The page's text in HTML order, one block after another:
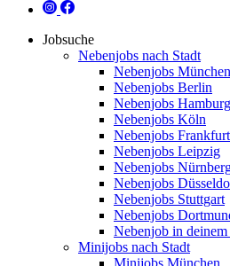
Jobsuche
Nebenjobs nach Stadt
Nebenjobs München
Nebenjobs Berlin
Nebenjobs Hamburg
Nebenjobs Köln
Nebenjobs Frankfurt
Nebenjobs Leipzig
Nebenjobs
Nebenjobs
Nebenjobs Stuttgart
Nebenjobs
Nebenjob in
Minijobs nach Stadt
Minijobs München